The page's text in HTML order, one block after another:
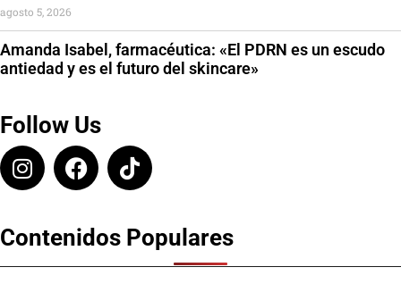
Amanda Isabel, farmacéutica: «El PDRN es un escudo
antiedad y es el futuro del skincare»
agosto 5, 2026
Follow Us
Contenidos Populares